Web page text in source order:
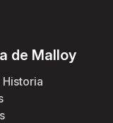
existir reembolsos
incentivos y
del fabricante.
opcional
estatales y
de Malloy